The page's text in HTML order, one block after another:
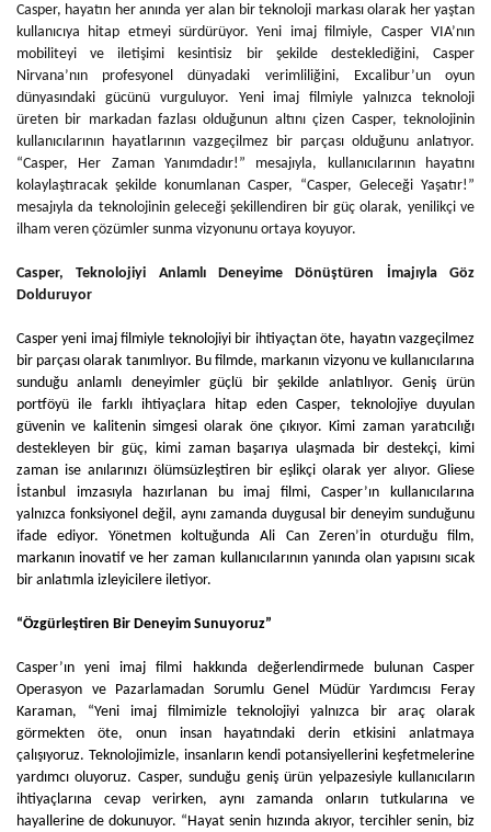
Casper, hayatın her anında yer alan bir teknoloji markası olarak her yaştan
kullanıcıya hitap etmeyi sürdürüyor. Yeni imaj filmiyle, Casper VIA’nın
mobiliteyi ve iletişimi kesintisiz bir şekilde desteklediğini, Casper
Nirvana’nın profesyonel dünyadaki verimliliğini, Excalibur’un oyun
dünyasındaki gücünü vurguluyor. Yeni imaj filmiyle yalnızca teknoloji
üreten bir markadan fazlası olduğunun altını çizen Casper, teknolojinin
kullanıcılarının hayatlarının vazgeçilmez bir parçası olduğunu anlatıyor.
“Casper, Her Zaman
Yanımdadır!” mesajıyla, kullanıcılarının hayatını
kolaylaştıracak şekilde konumlanan Casper, “Casper, Geleceği Yaşatır!”
mesajıyla da teknolojinin geleceği şekillendiren bir güç olarak, yenilikçi ve
ilham veren çözümler sunma vizyonunu ortaya koyuyor.
Casper, Teknolojiyi Anlamlı Deneyime Dönüştüren İmajıyla Göz
Dolduruyor
Casper yeni imaj filmiyle teknolojiyi bir ihtiyaçtan öte, hayatın vazgeçilmez
bir parçası olarak tanımlıyor. Bu filmde, markanın vizyonu ve kullanıcılarına
sunduğu anlamlı deneyimler güçlü bir şekilde anlatılıyor. Geniş ürün
portföyü ile farklı ihtiyaçlara hitap eden Casper, teknolojiye duyulan
güvenin ve kalitenin simgesi olarak öne çıkıyor. Kimi zaman yaratıcılığı
destekleyen bir güç, kimi zaman başarıya ulaşmada bir destekçi, kimi
zaman ise anılarınızı ölümsüzleştiren bir eşlikçi olarak yer alıyor. Gliese
İstanbul imzasıyla hazırlanan bu imaj filmi, Casper’ın kullanıcılarına
yalnızca fonksiyonel değil, aynı zamanda duygusal bir deneyim sunduğunu
ifade ediyor. Yönetmen koltuğunda Ali Can Zeren’in oturduğu film,
markanın inovatif ve her zaman kullanıcılarının yanında olan yapısını sıcak
bir anlatımla izleyicilere iletiyor.
“Özgürleştiren Bir Deneyim Sunuyoruz”
Casper’ın yeni imaj filmi hakkında değerlendirmede bulunan Casper
Operasyon ve Pazarlamadan Sorumlu Genel Müdür Yardımcısı Feray
Karaman, “Yeni imaj filmimizle teknolojiyi yalnızca bir araç olarak
görmekten öte, onun insan hayatındaki derin etkisini anlatmaya
çalışıyoruz. Teknolojimizle, insanların kendi potansiyellerini keşfetmelerine
yardımcı oluyoruz. Casper, sunduğu geniş ürün yelpazesiyle kullanıcıların
ihtiyaçlarına cevap verirken, aynı zamanda onların tutkularına ve
hayallerine de dokunuyor. “Hayat senin hızında akıyor, tercihler senin, biz